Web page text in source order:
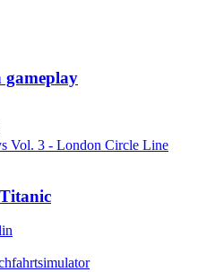
gameplay
Vol. 3 - London Circle Line